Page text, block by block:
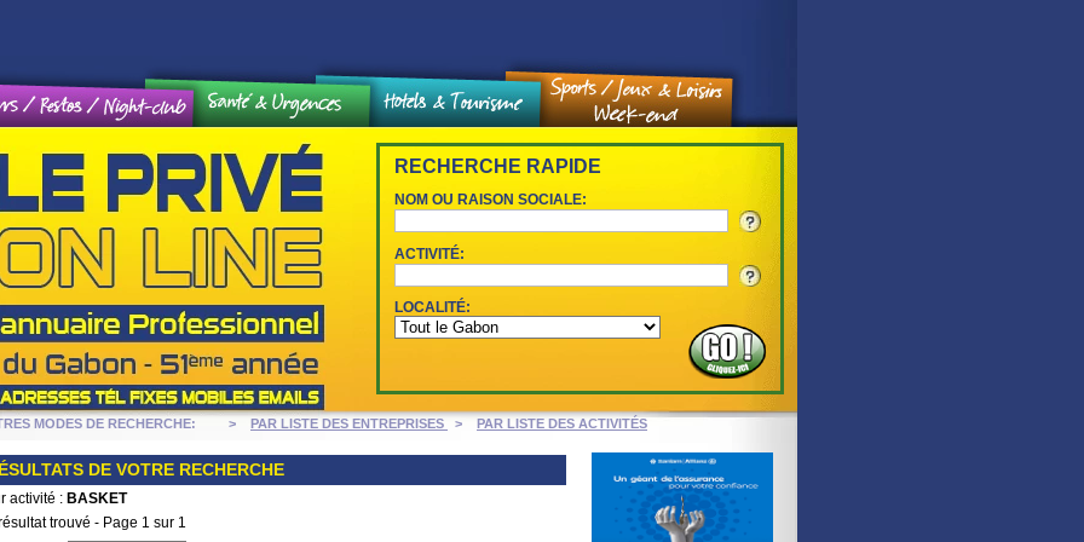
et loisirs / Weekend
RECHERCHE RAPIDE
NOM OU RAISON SOCIALE:
ACTIVITÉ:
LOCALITÉ:
MODES DE RECHERCHE: > PAR LISTE DES ENTREPRISES > PAR LISTE DES ACTIVITÉS
DE VOTRE RECHERCHE
activité : BASKET
trouvé - Page 1 sur 1